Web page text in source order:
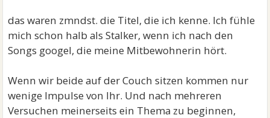
das waren zmndst. die Titel, die ich kenne. Ich fühle
mich schon halb als Stalker, wenn ich nach den
Songs googel, die meine Mitbewohnerin hört.
Wenn wir beide auf der Couch sitzen kommen nur
wenige Impulse von Ihr. Und nach mehreren
Versuchen meinerseits ein Thema zu beginnen,